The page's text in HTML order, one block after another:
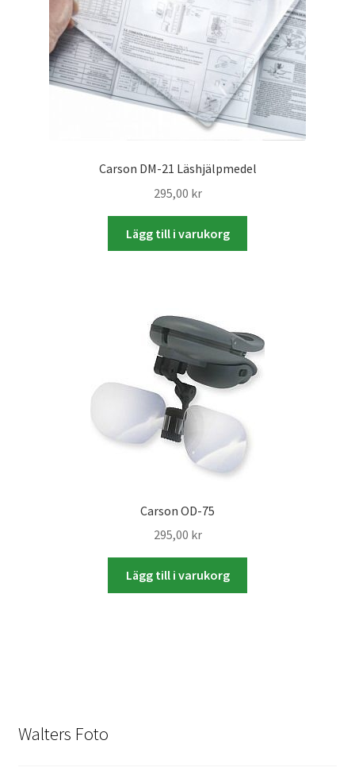
ID/ Körkort / Visumfoto
Skadefoto / Försäkringsärenden
Skolfoto / Idrottsförening
Carson DM-21 Läshjälpmedel
295,00 kr
Lägg till i varukorg
Carson OD-75
295,00 kr
Lägg till i varukorg
Walters Foto